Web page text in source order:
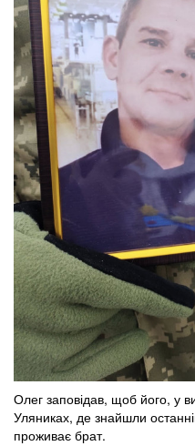
Олег заповідав, щоб його, у
Уляниках, де знайшли
проживає брат.